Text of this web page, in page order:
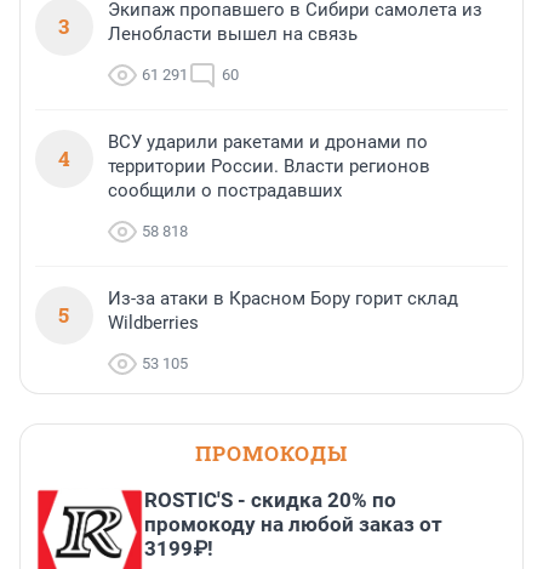
3
Экипаж пропавшего в Сибири самолета из
Ленобласти вышел на связь
61 291 60
4
ВСУ ударили ракетами и дронами по
территории России. Власти регионов
сообщили о пострадавших
58 818
5
Из-за атаки в Красном Бору горит склад
Wildberries
53 105
ПРОМОКОДЫ
ROSTIC'S - скидка 20% по
промокоду на любой заказ от
3199₽!